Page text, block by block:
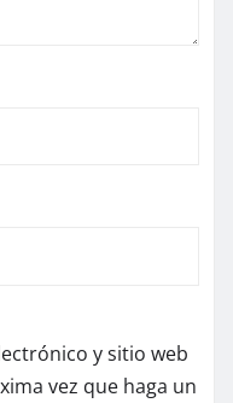
y sitio web
vez que haga un